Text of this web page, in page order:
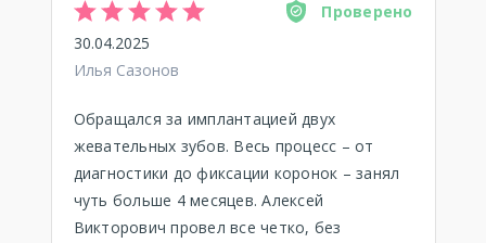
Проверено
30.04.2025
Илья Сазонов
Обращался за имплантацией двух
жевательных зубов. Весь процесс – от
диагностики до фиксации коронок – занял
чуть больше 4 месяцев. Алексей
Викторович провел все четко, без